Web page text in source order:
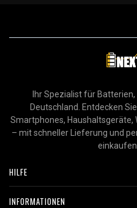
Ihr Spezialist für
Deutschland. Entdecken
Smartphones, Haushaltsgeräte,
– mit schneller Lieferung und
HILFE
INFORMATIONEN